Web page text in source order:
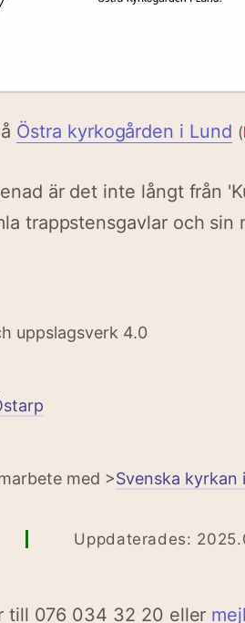
Östra kyrkogården i Lund (
är det inte långt från
trappstensgavlar och sin
uppslagsverk 4.0
med >Svenska kyrkan
Uppdaterades:
till 076 034 32 20 eller